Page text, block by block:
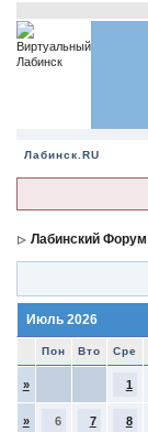
Лабинск.RU
Лабинский Форум
Июль 2026
Пон Вто Сре
» 1
» 6 7 8